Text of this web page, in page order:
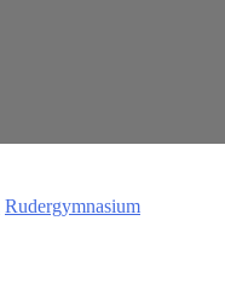
Rudergymnasium